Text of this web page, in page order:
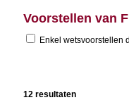
Voorstellen van
Enkel
12 resultaten